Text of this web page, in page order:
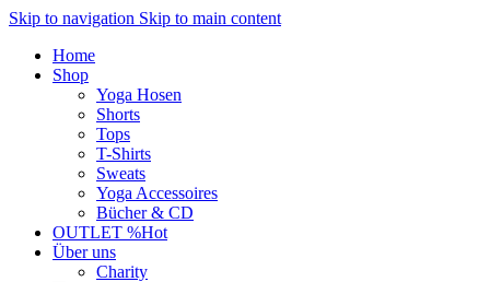
Skip to navigation Skip to main content
Home
Shop
Yoga Hosen
Shorts
Tops
T-Shirts
Sweats
Yoga Accessoires
Bücher & CD
OUTLET %Hot
Über uns
Charity